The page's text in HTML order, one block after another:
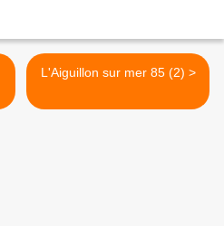
L'Aiguillon sur mer 85 (2) >